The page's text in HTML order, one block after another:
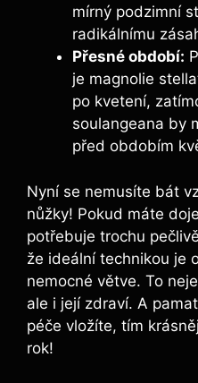
mírný podzimní​
radikálnímu
Přesné období:
je magnolie
po kvetení,​
soulangeana by
před obdobím
Nyní se nemusíte bát
nůžky! ⁤Pokud máte⁣
potřebuje trochu
že ​ideální technikou je
nemocné větve. To‍
ale i ‍její zdraví.⁢ A
péče vložíte, tím
rok!